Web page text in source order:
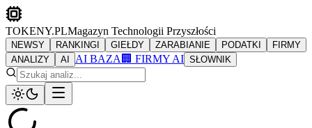
TOKENY.PLMagazyn Technologii Przyszłości
NEWSY RANKINGI GIEŁDY ZARABIANIE PODATKI
FIRMY
ANALIZY
AI AI BAZA 🏢 FIRMY AI SŁOWNIK